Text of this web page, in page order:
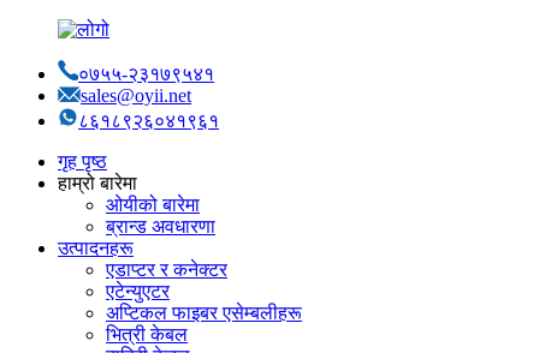
०७५५-२३१७९५४१
sales@oyii.net
८६१८९२६०४१९६१
गृह पृष्ठ
हाम्रो बारेमा
ओयीको बारेमा
ब्रान्ड अवधारणा
उत्पादनहरू
एडाप्टर र कनेक्टर
एटेन्युएटर
अप्टिकल फाइबर एसेम्बलीहरू
भित्री केबल